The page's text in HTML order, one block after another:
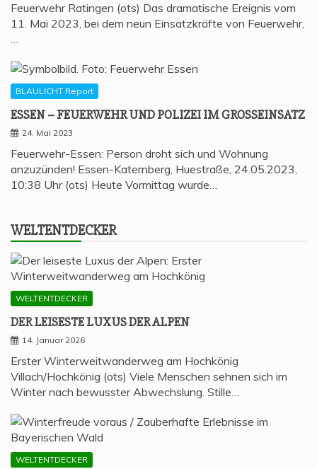
Feuerwehr Ratingen (ots) Das dramatische Ereignis vom
11. Mai 2023, bei dem neun Einsatzkräfte von Feuerwehr,
…
BLAULICHT Report
ESSEN – FEU­ER­WEHR UND POLI­ZEI IM GROSSEINSATZ
24. Mai 2023
Feuerwehr-Essen: Person droht sich und Wohnung
anzuzünden! Essen-Katernberg, Huestraße, 24.05.2023,
10:38 Uhr (ots) Heute Vormittag wurde…
WELT­ENT­DE­CKER
WELTENTDECKER
DER LEI­SES­TE LUXUS DER ALPEN
14. Januar 2026
Erster Winterweitwanderweg am Hochkönig
Villach/Hochkönig (ots) Viele Menschen sehnen sich im
Winter nach bewusster Abwechslung. Stille…
WELTENTDECKER